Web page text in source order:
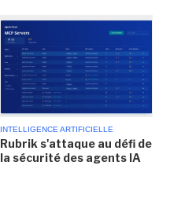
INTELLIGENCE ARTIFICIELLE
Rubrik s'attaque au défi de
la sécurité des agents IA